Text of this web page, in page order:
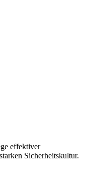
effektiver
Sicherheitskultur.